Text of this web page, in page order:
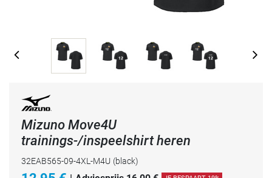
Mizuno Move4U
trainings-/inspeelshirt heren
32EAB565-09-4XL-M4U (black)